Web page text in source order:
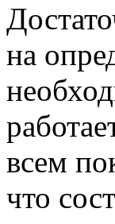
на
всем
что